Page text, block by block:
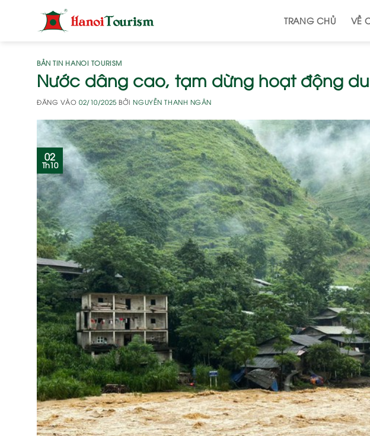
TRANG CHỦ VỀ
BẢN TIN HANOI TOURISM
Nước dâng cao, tạm dừng hoạt động
ĐĂNG VÀO02/10/2025 BỞINGUYỄN THANH NGÂN
02
Th10